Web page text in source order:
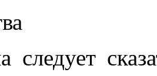
следует